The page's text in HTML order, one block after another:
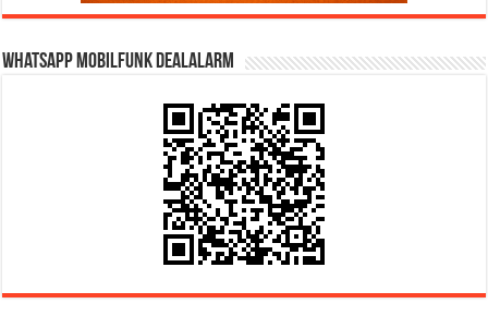
WhatsApp Mobilfunk DealAlarm